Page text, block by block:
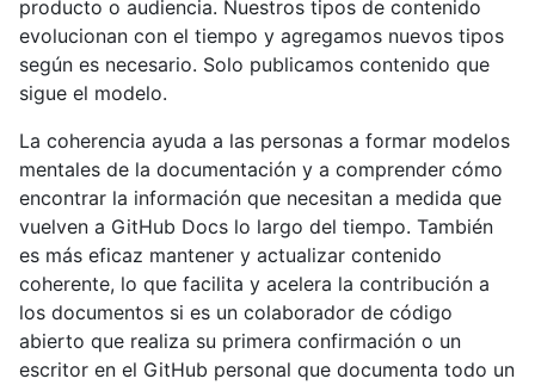
producto o audiencia. Nuestros tipos de contenido
evolucionan con el tiempo y agregamos nuevos tipos
según es necesario. Solo publicamos contenido que
sigue el modelo.
La coherencia ayuda a las personas a formar modelos
mentales de la documentación y a comprender cómo
encontrar la información que necesitan a medida que
vuelven a GitHub Docs lo largo del tiempo. También
es más eficaz mantener y actualizar contenido
coherente, lo que facilita y acelera la contribución a
los documentos si es un colaborador de código
abierto que realiza su primera confirmación o un
escritor en el GitHub personal que documenta todo un